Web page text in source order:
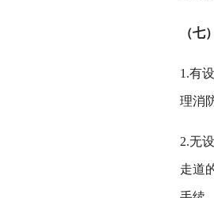
（七
1.有
理消
2.无
走道